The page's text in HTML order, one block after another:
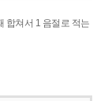
합쳐서 1 음절로 적는